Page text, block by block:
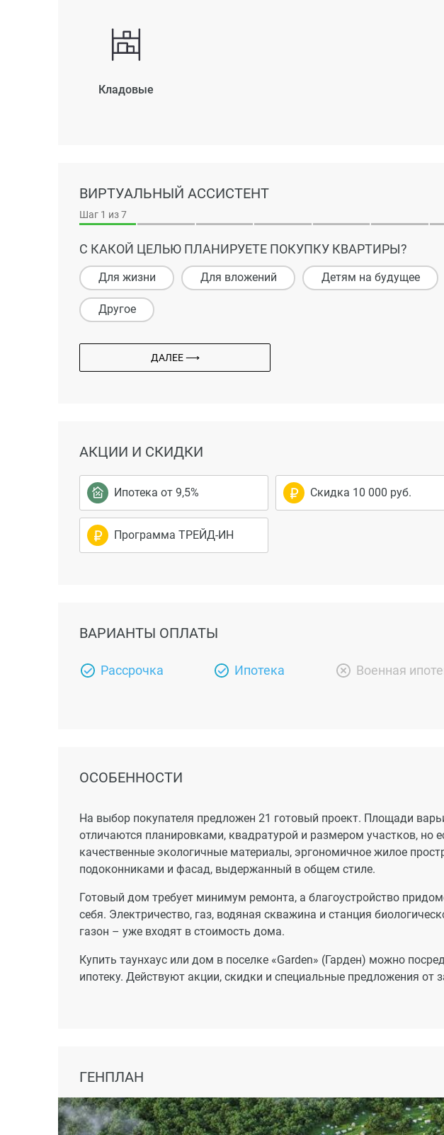
Кладовые
ВИРТУАЛЬНЫЙ АССИСТЕНТ
Шаг 1 из 7
С КАКОЙ ЦЕЛЬЮ ПЛАНИРУЕТЕ ПОКУПКУ КВАРТИРЫ?
Для жизни Для вложений Детям на будущее
Другое
ДАЛЕЕ ⟶
АКЦИИ И СКИДКИ
Ипотека от 9,5% Скидка 10 000 руб.
Программа ТРЕЙД-ИН
ВАРИАНТЫ ОПЛАТЫ
Рассрочка Ипотека Военная
ОСОБЕННОСТИ
На выбор покупателя предложен 21 готовый проект. Площади
отличаются планировками, квадратурой и размером участков, но
качественные экологичные материалы, эргономичное жилое
подоконниками и фасад, выдержанный в общем стиле.
Готовый дом требует минимум ремонта, а благоустройство
себя. Электричество, газ, водяная скважина и станция
газон – уже входят в стоимость дома.
Купить таунхаус или дом в поселке «Garden» (Гарден) можно
ипотеку. Действуют акции, скидки и специальные предложения от
ГЕНПЛАН